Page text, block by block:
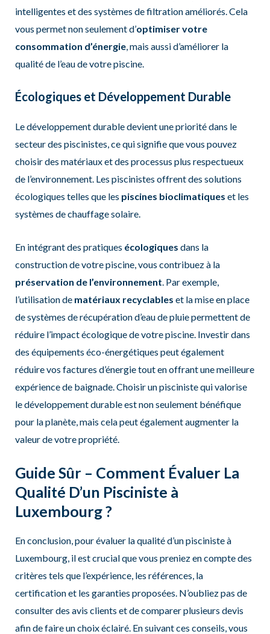
intelligentes et des systèmes de filtration améliorés. Cela
vous permet non seulement d’optimiser votre
consommation d’énergie, mais aussi d’améliorer la
qualité de l’eau de votre piscine.
Écologiques et Développement Durable
Le développement durable devient une priorité dans le
secteur des piscinistes, ce qui signifie que vous pouvez
choisir des matériaux et des processus plus respectueux
de l’environnement. Les piscinistes offrent des solutions
écologiques telles que les piscines bioclimatiques et les
systèmes de chauffage solaire.
En intégrant des pratiques écologiques dans la
construction de votre piscine, vous contribuez à la
préservation de l’environnement. Par exemple,
l’utilisation de matériaux recyclables et la mise en place
de systèmes de récupération d’eau de pluie permettent de
réduire l’impact écologique de votre piscine. Investir dans
des équipements éco-énergétiques peut également
réduire vos factures d’énergie tout en offrant une meilleure
expérience de baignade. Choisir un pisciniste qui valorise
le développement durable est non seulement bénéfique
pour la planète, mais cela peut également augmenter la
valeur de votre propriété.
Guide Sûr – Comment Évaluer La
Qualité D’un Pisciniste à
Luxembourg ?
En conclusion, pour évaluer la qualité d’un pisciniste à
Luxembourg, il est crucial que vous preniez en compte des
critères tels que l’expérience, les références, la
certification et les garanties proposées. N’oubliez pas de
consulter des avis clients et de comparer plusieurs devis
afin de faire un choix éclairé. En suivant ces conseils, vous